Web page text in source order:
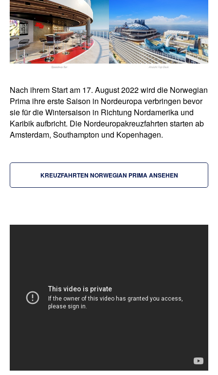
Nach ihrem Start am 17. August 2022 wird die Norwegian
Prima ihre erste Saison in Nordeuropa verbringen bevor
sie für die Wintersaison in Richtung Nordamerika und
Karibik aufbricht. Die Nordeuropakreuzfahrten starten ab
Amsterdam, Southampton und Kopenhagen.
KREUZFAHRTEN NORWEGIAN PRIMA ANSEHEN